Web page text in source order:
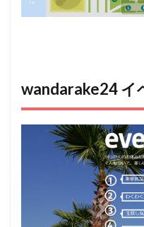
wandarake24 イ